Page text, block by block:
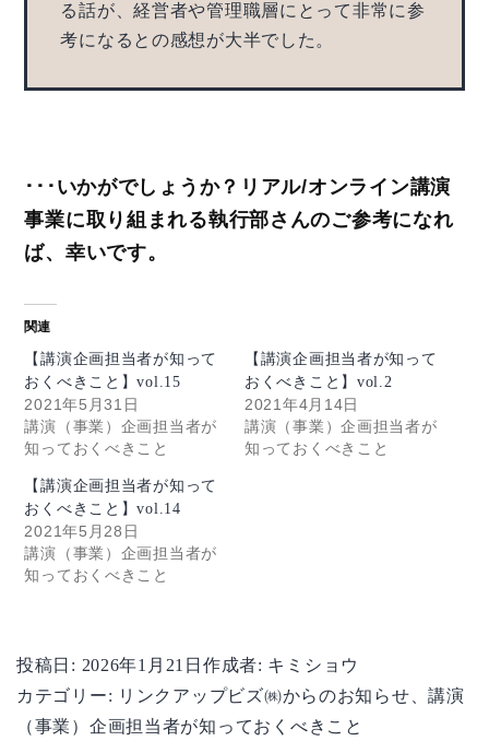
る話が、経営者や管理職層にとって非常に参
考になるとの感想が大半でした。
･･･いかがでしょうか？リアル/オンライン講演
事業に取り組まれる執行部さんのご参考になれ
ば、幸いです。
関連
【講演企画担当者が知って
おくべきこと】vol.15
2021年5月31日
講演（事業）企画担当者が
知っておくべきこと
【講演企画担当者が知って
おくべきこと】vol.2
2021年4月14日
講演（事業）企画担当者が
知っておくべきこと
【講演企画担当者が知って
おくべきこと】vol.14
2021年5月28日
講演（事業）企画担当者が
知っておくべきこと
投稿日: 2026年1月21日 作成者: キミショウ
カテゴリー: リンクアップビズ㈱からのお知らせ 、講演
（事業）企画担当者が知っておくべきこと